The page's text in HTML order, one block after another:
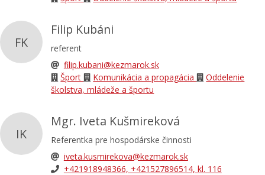
FK
Filip Kubáni
referent
filip.kubani@kezmarok.sk
Šport
Komunikácia a propagácia
Oddelenie
školstva, mládeže a športu
IK
Mgr. Iveta Kušmireková
Referentka pre hospodárske činnosti
iveta.kusmirekova@kezmarok.sk
+421918948366, +421527896514, kl. 116